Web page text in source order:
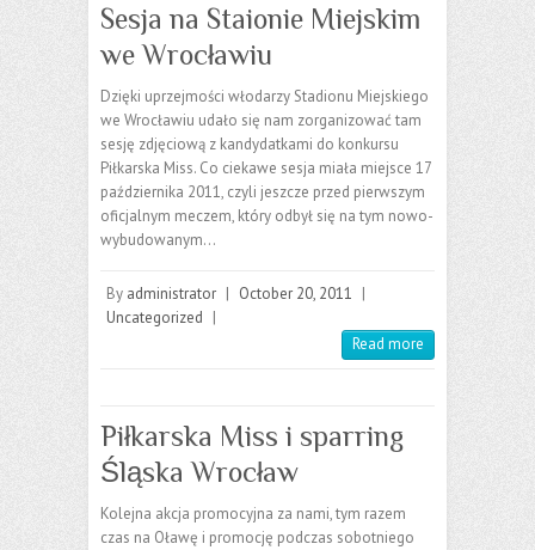
Sesja na Staionie Miejskim
we Wrocławiu
Dzięki uprzejmości włodarzy Stadionu Miejskiego
we Wrocławiu udało się nam zorganizować tam
sesję zdjęciową z kandydatkami do konkursu
Piłkarska Miss. Co ciekawe sesja miała miejsce 17
października 2011, czyli jeszcze przed pierwszym
oficjalnym meczem, który odbył się na tym nowo-
wybudowanym…
By administrator | October 20, 2011 |
Uncategorized |
Read more
Piłkarska Miss i sparring
Śląska Wrocław
Kolejna akcja promocyjna za nami, tym razem
czas na Oławę i promocję podczas sobotniego